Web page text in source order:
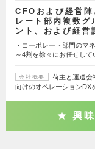
CFOおよび経営
レート部内複数グ
ント、および経営
・コーポレート部門のマ
～4割を徐々にお任せし
会社概要
荷主と運送会
向けのオペレーションDX
興